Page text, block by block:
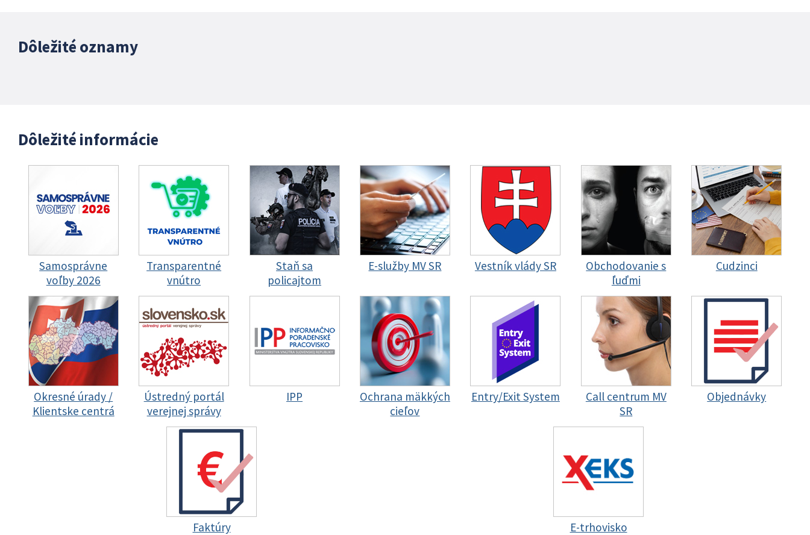
Dôležité oznamy
Dôležité informácie
Samosprávne
voľby 2026
Transparentné
vnútro
Staň sa
policajtom
E-služby MV SR Vestník vlády SR
Obchodovanie s
ľuďmi
Cudzinci
Okresné úrady /
Klientske centrá
Ústredný portál
verejnej správy
IPP
Ochrana mäkkých
cieľov
Entry/Exit System
Call centrum MV
SR
Objednávky
Faktúry E-trhovisko